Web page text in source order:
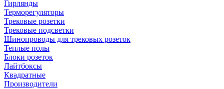
Гирлянды
Терморегуляторы
Трековые розетки
Трековые подсветки
Шинопроводы для трековых розеток
Теплые полы
Блоки розеток
Лайтбоксы
Квадратные
Производители